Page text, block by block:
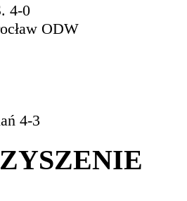
4-0
ODW
4-3